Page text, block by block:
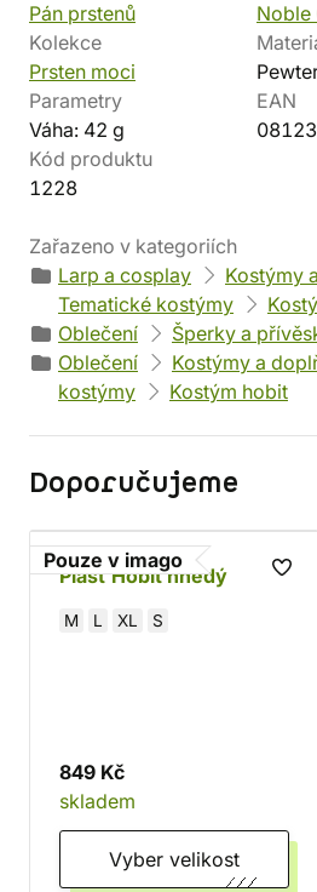
Pán prstenů
Noble
Kolekce
Prsten moci
Parametry
Váha: 42 g
EAN
Kód produktu
1228
Zařazeno v kategoriích
Larp a cosplay
Kostýmy
Tematické kostýmy
Oblečení
Šperky a
Oblečení
Kostýmy a
kostýmy
Kostým hobit
Doporučujeme
Pouze v imago
Plášť Hobit hnědý
M L XL S
849 Kč
skladem
Vyber velikost